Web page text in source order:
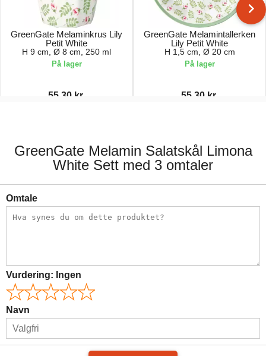
GreenGate Melaminkrus Lily
Petit White
H 9 cm, Ø 8 cm, 250 ml
På lager
55,30 kr.
GreenGate Melamintallerken
Lily Petit White
H 1,5 cm, Ø 20 cm
På lager
55,30 kr.
GreenGate Melamin Salatskål Limona
White Sett med 3 omtaler
Omtale
Vurdering: Ingen
Navn